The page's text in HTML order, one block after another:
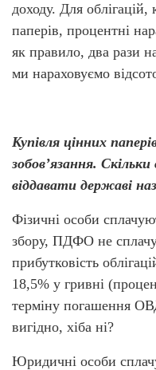
доходу. Для
паперів, процентні
як правило, два рази
ми нараховуємо
Купівля цінних
зобов’язання.
віддавати державі
Фізичні особи
збору, ПДФО не
прибутковість
18,5% у гривні
терміну погашення
вигідно, хіба ні?
Юридичні особи